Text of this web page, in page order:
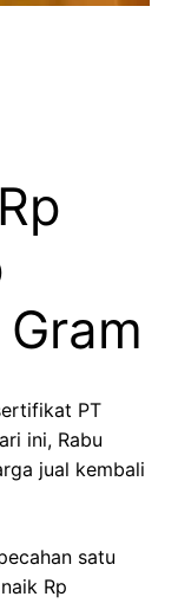
PT
ini, Rabu
jual kembali
satu
Rp